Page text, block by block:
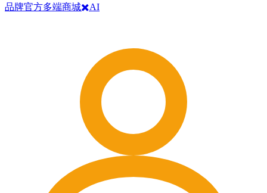
品牌官方多端商城✖️AI